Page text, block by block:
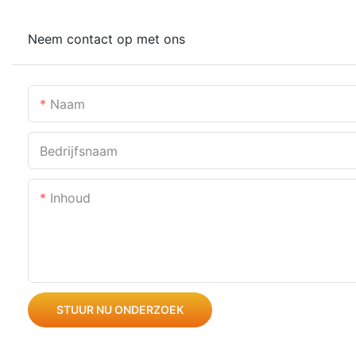
Neem contact op met ons
Naam
Bedrijfsnaam
Inhoud
STUUR NU ONDERZOEK